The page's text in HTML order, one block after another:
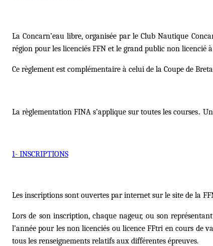
La Concarn’eau libre, organisée par le Club Nautique
région pour les licenciés FFN et le grand public non licencié
Ce règlement est complémentaire à celui de la Coupe de
La règlementation FINA s’applique sur toutes les courses.
1- INSCRIPTIONS
Les inscriptions sont ouvertes par internet sur le site de la
Lors de son inscription, chaque nageur, ou son
l’année pour les non licenciés ou licence FFtri en cours
tous les renseignements relatifs aux différentes épreuves.